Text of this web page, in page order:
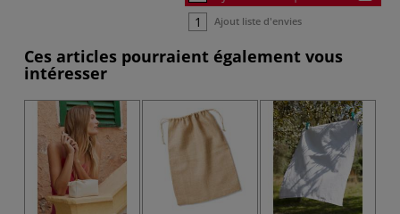
Ajout liste d'envies
Ces articles pourraient également vous
intéresser